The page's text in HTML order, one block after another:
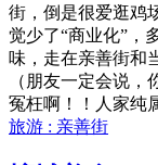
街，倒是很爱逛鸡
觉少了“商业化”，
味，走在亲善街和
（朋友一定会说，
冤枉啊！！人家纯
旅游 : 亲善街